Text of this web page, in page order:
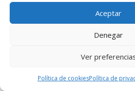
Aceptar
Denegar
Ver
Política de cookiesPolítica de